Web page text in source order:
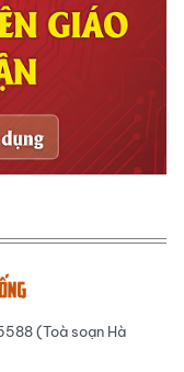
(Toà soạn Hà